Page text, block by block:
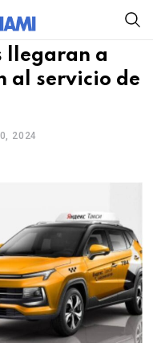
llegaran a
al servicio de
2024